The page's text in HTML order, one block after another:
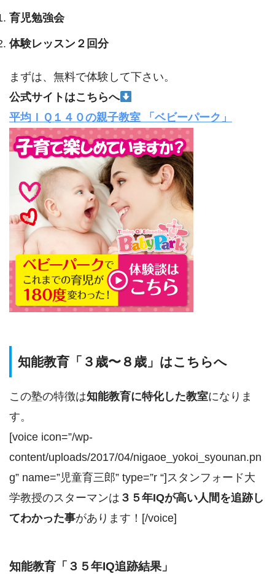
育児勉強会
体験レッスン２回分
まずは、無料で体験して下さい。
公式サイトはこちらへ
平均ＩＱ１４０の親子教室 「ベビーパーク」
知能教育「３歳〜８歳」はこちらへ
この塾の特徴は知能教育に特化した教室になりま
す。
[voice icon=”/wp-
content/uploads/2017/04/nigaoe_yokoi_syounan.pn
g” name=”児童育三郎” type=”r “]スタンフォード大
学教授のスターマンは ３５年IQが高い人間を追跡し
てわかった事があります！[/voice]
知能教育「３５年IQ追跡結果」